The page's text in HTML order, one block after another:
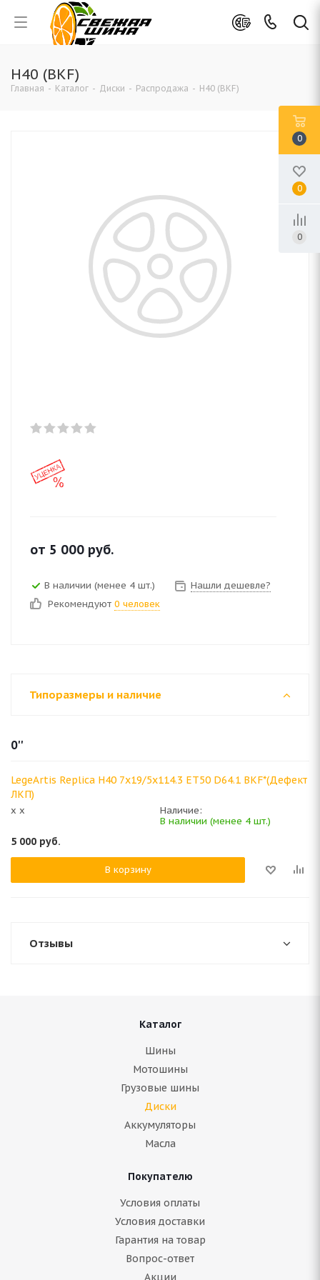
H40 (BKF)
Главная - Каталог - Диски - Распродажа - H40 (BKF)
от 5 000 руб.
В наличии (менее 4 шт.)
Нашли дешевле?
Рекомендуют 0 человек
Типоразмеры и наличие
0''
LegeArtis Replica H40 7x19/5x114.3 ET50 D64.1 BKF*(Дефект
ЛКП)
x x
Наличие:
В наличии (менее 4 шт.)
5 000 руб.
В корзину
Отзывы
Каталог
Шины
Мотошины
Грузовые шины
Диски
Аккумуляторы
Масла
Покупателю
Условия оплаты
Условия доставки
Гарантия на товар
Вопрос-ответ
Акции
0
0
0